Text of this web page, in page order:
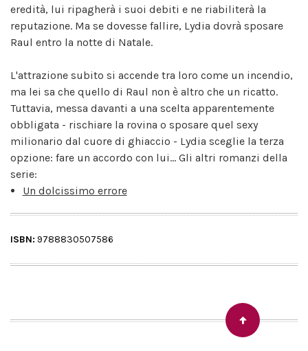
eredità, lui ripagherà i suoi debiti e ne riabiliterà la
reputazione. Ma se dovesse fallire, Lydia dovrà sposare
Raul entro la notte di Natale.
L'attrazione subito si accende tra loro come un incendio,
ma lei sa che quello di Raul non è altro che un ricatto.
Tuttavia, messa davanti a una scelta apparentemente
obbligata - rischiare la rovina o sposare quel sexy
milionario dal cuore di ghiaccio - Lydia sceglie la terza
opzione: fare un accordo con lui... Gli altri romanzi della
serie:
Un dolcissimo errore
ISBN: 9788830507586